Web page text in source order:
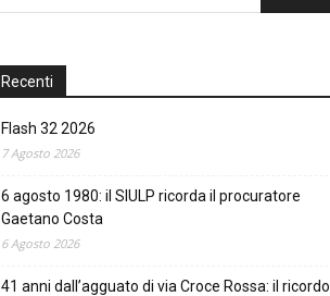
Recenti
Flash 32 2026
7 Agosto 2026
6 agosto 1980: il SIULP ricorda il procuratore
Gaetano Costa
6 Agosto 2026
41 anni dall’agguato di via Croce Rossa: il ricordo